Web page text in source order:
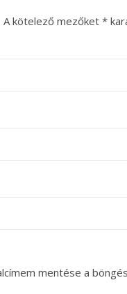
A kötelező mezőket *
mentése a